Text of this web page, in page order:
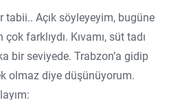
tabii.. Açık söyleyeyim, bugüne
farklıydı. Kıvamı, süt tadı
bir seviyede. Trabzon’a gidip
olmaz diye düşünüyorum.